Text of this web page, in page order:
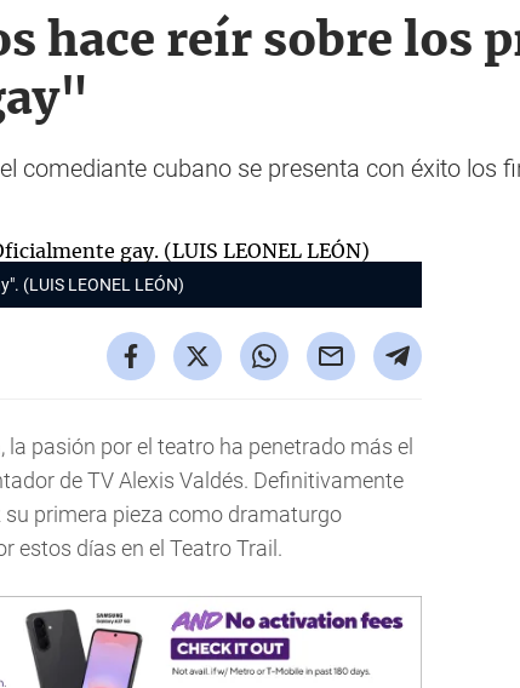
hace reír sobre los
comediante cubano se presenta con éxito los
(LUIS LEONEL LEÓN)
, la pasión por el teatro ha penetrado más el
de TV Alexis Valdés. Definitivamente
primera pieza como dramaturgo
estos días en el Teatro Trail.